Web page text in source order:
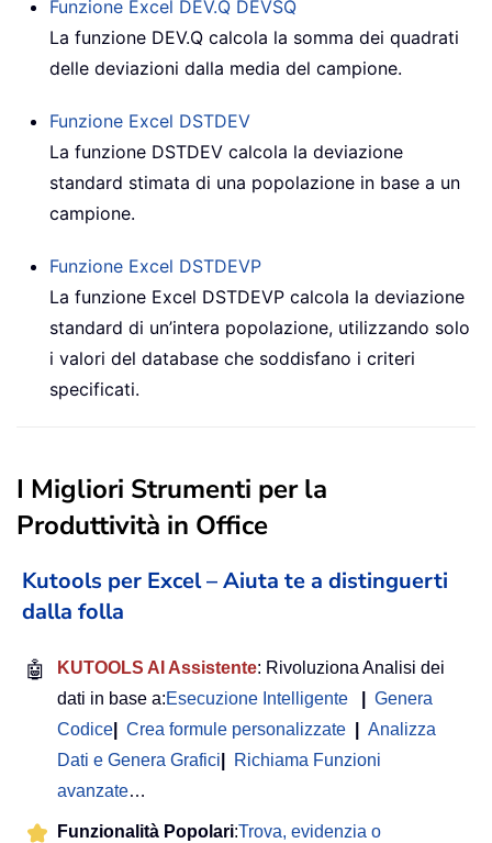
Funzione Excel DEV.Q DEVSQ
La funzione DEV.Q calcola la somma dei quadrati
delle deviazioni dalla media del campione.
Funzione Excel DSTDEV
La funzione DSTDEV calcola la deviazione
standard stimata di una popolazione in base a un
campione.
Funzione Excel DSTDEVP
La funzione Excel DSTDEVP calcola la deviazione
standard di un’intera popolazione, utilizzando solo
i valori del database che soddisfano i criteri
specificati.
I Migliori Strumenti per la
Produttività in Office
Kutools per Excel – Aiuta te a distinguerti
dalla folla
🤖 KUTOOLS AI Assistente: Rivoluziona Analisi dei
dati in base a:Esecuzione Intelligente
Genera
Codice
Crea formule personalizzate
Analizza
Dati e Genera Grafici
Richiama Funzioni
avanzate…
Funzionalità Popolari:Trova, evidenzia o